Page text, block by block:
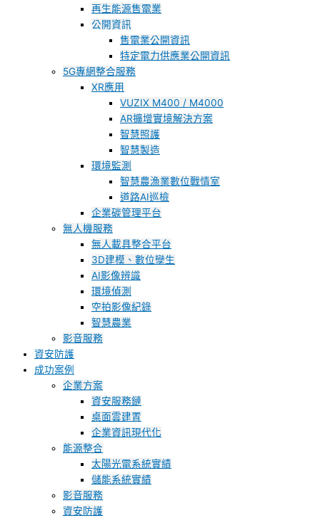
再生能源售電業
公開資訊
售電業公開資訊
特定電力供應業公開資訊
5G專網整合服務
XR應用
VUZIX M400 / M4000
AR擴增實境解決方案
智慧照護
智慧製造
環境監測
智慧農漁業數位戰情室
道路AI巡檢
企業碳管理平台
無人機服務
無人載具整合平台
3D建模、數位孿生
AI影像辨識
環境偵測
空拍影像紀錄
智慧農業
影音服務
資安防護
成功案例
企業方案
資安服務鏈
桌面雲建置
企業資訊現代化
能源整合
太陽光電系統實績
儲能系統實績
影音服務
資安防護